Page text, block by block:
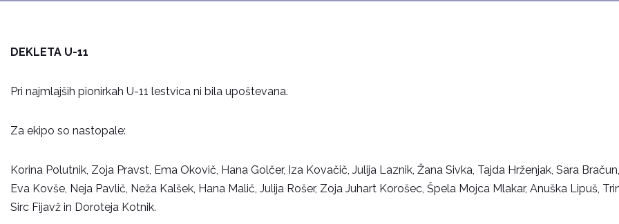
DEKLETA U-11
Pri najmlajših pionirkah U-11 lestvica ni bila upoštevana.
Za ekipo so nastopale:
Korina Polutnik, Zoja Pravst, Ema Okovič, Hana Golčer, Iza Kovačič, Julija Laznik, Žana Sivka, Tajda Hrženjak, Sara Bračun,
Eva Kovše, Neja Pavlič, Neža Kalšek, Hana Malič, Julija Rošer, Zoja Juhart Korošec, Špela Mojca Mlakar, Anuška Lipuš,
Sirc Fijavž in Doroteja Kotnik.